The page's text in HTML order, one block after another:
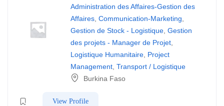
Administration des Affaires-Gestion des
Affaires, Communication-Marketing,
Gestion de Stock - Logistique, Gestion
des projets - Manager de Projet,
Logistique Humanitaire, Project
Management, Transport / Logistique
Burkina Faso
View Profile